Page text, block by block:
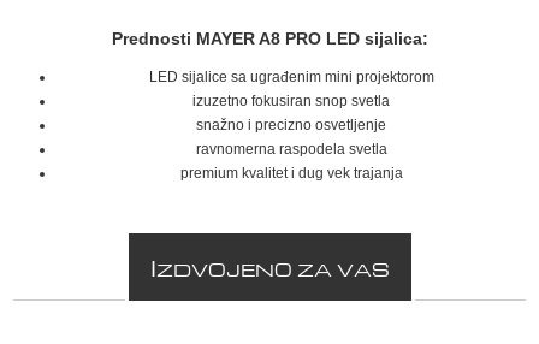
Prednosti MAYER A8 PRO LED sijalica:
LED sijalice sa ugrađenim mini projektorom
izuzetno fokusiran snop svetla
snažno i precizno osvetljenje
ravnomerna raspodela svetla
premium kvalitet i dug vek trajanja
IZDVOJENO ZA VAS